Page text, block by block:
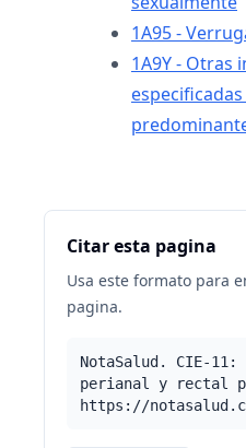
1A95 -
1A9Y - Otras
Citar esta pagina
Usa este formato para
pagina.
NotaSalud. CIE-
perianal y rectal
https://